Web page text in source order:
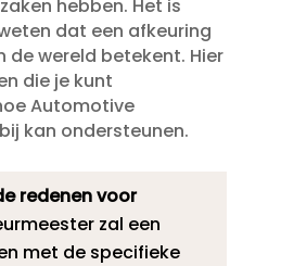
hebben.​ Het is
dat een afkeuring
de wereld betekent.​ Hier
die je kunt
Automotive
kan ondersteunen.​
redenen voor
zal een
met de specifieke